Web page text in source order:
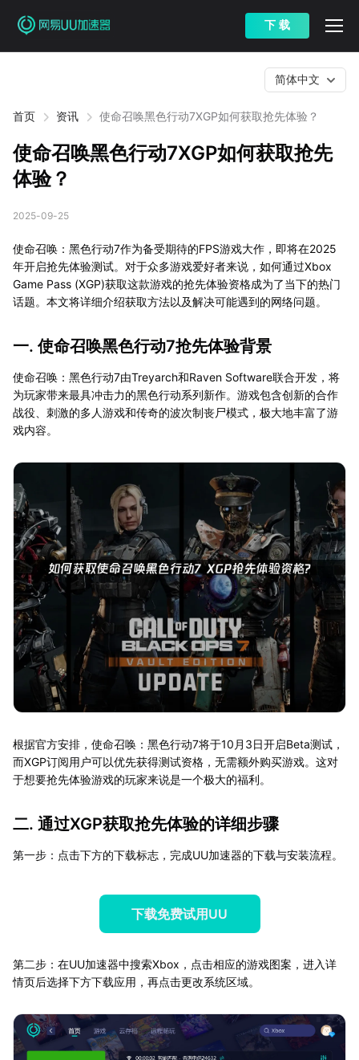
下 载
首页 资讯 使命召唤黑色行动7XGP如何获取抢先体验？
简体中文
使命召唤黑色行动7XGP如何获取抢先
体验？
2025-09-25
使命召唤：黑色行动7作为备受期待的FPS游戏大作，即将在2025
年开启抢先体验测试。对于众多游戏爱好者来说，如何通过Xbox
Game Pass (XGP)获取这款游戏的抢先体验资格成为了当下的热门
话题。本文将详细介绍获取方法以及解决可能遇到的网络问题。
一. 使命召唤黑色行动7抢先体验背景
使命召唤：黑色行动7由Treyarch和Raven Software联合开发，将
为玩家带来最具冲击力的黑色行动系列新作。游戏包含创新的合作
战役、刺激的多人游戏和传奇的波次制丧尸模式，极大地丰富了游
戏内容。
根据官方安排，使命召唤：黑色行动7将于10月3日开启Beta测试，
而XGP订阅用户可以优先获得测试资格，无需额外购买游戏。这对
于想要抢先体验游戏的玩家来说是一个极大的福利。
二. 通过XGP获取抢先体验的详细步骤
第一步：点击下方的下载标志，完成UU加速器的下载与安装流程。
下载免费试用UU
第二步：在UU加速器中搜索Xbox，点击相应的游戏图案，进入详
情页后选择下方下载应用，再点击更改系统区域。